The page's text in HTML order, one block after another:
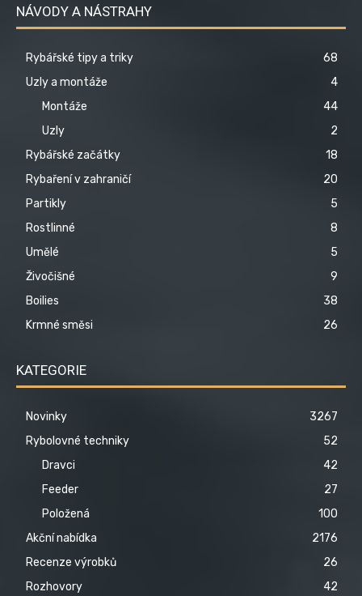
NÁVODY A NÁSTRAHY
Rybářské tipy a triky
68
Uzly a montáže
4
Montáže
44
Uzly
2
Rybářské začátky
18
Rybaření v zahraničí
20
Partikly
5
Rostlinné
8
Umělé
5
Živočišné
9
Boilies
38
Krmné směsi
26
KATEGORIE
Novinky
3267
Rybolovné techniky
52
Dravci
42
Feeder
27
Položená
100
Akční nabídka
2176
Recenze výrobků
26
Rozhovory
42